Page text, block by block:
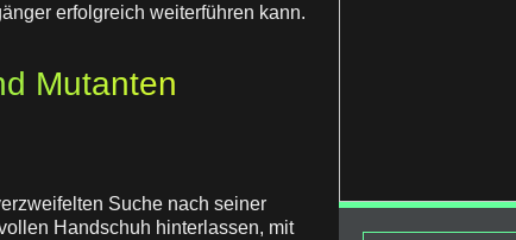
erfolgreich weiterführen kann.
Mutanten
Suche nach seiner
Handschuh hinterlassen, mit